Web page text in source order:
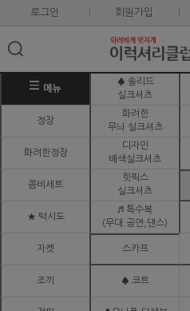
로그인 회원가입
메뉴
♠ 솔리드
실크셔츠
정장
화려한
무늬 실크셔츠
화려한정장
디자인
배색실크셔츠
콤비세트
핫픽스
실크셔츠
★ 턱시도
♬ 특수복
(무대.공연,댄스)
자켓 스카프
조끼 ♠ 코트